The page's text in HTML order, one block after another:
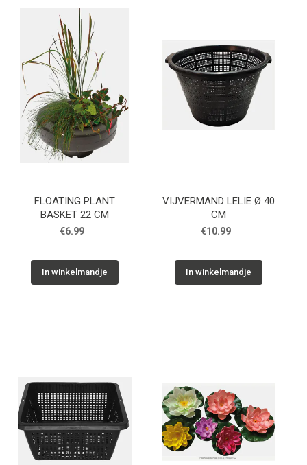
FLOATING PLANT
BASKET 22 CM
€6.99
In winkelmandje
VIJVERMAND LELIE Ø 40
CM
€10.99
In winkelmandje